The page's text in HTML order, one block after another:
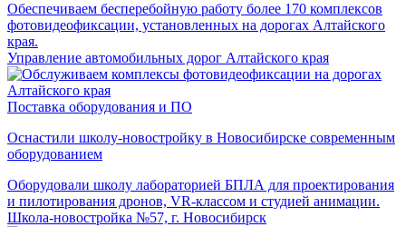
Обеспечиваем бесперебойную работу более 170 комплексов
фотовидеофиксации, установленных на дорогах Алтайского
края.
Управление автомобильных дорог Алтайского края
Поставка оборудования и ПО
Оснастили школу-новостройку в Новосибирске современным
оборудованием
Оборудовали школу лабораторией БПЛА для проектирования
и пилотирования дронов, VR-классом и студией анимации.
Школа-новостройка №57, г. Новосибирск